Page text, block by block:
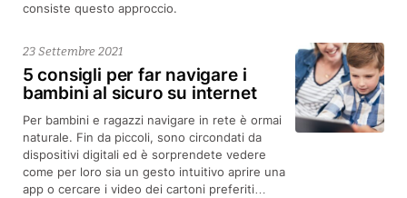
consiste questo approccio.
5 consigli per far navigare i
bambini al sicuro su internet
23 Settembre 2021
Per bambini e ragazzi navigare in rete è ormai
naturale. Fin da piccoli, sono circondati da
dispositivi digitali ed è sorprendete vedere
come per loro sia un gesto intuitivo aprire una
app o cercare i video dei cartoni preferiti…